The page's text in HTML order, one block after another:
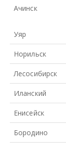
Ачинск
Уяр
Норильск
Лесосибирск
Иланский
Енисейск
Бородино